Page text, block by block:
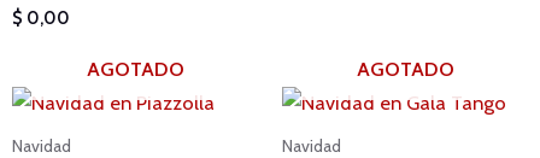
$ 0,00
AGOTADO
Navidad
AGOTADO
Navidad